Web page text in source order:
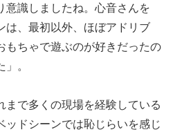
意識しましたね。心音さんを
は、最初以外、ほぼアドリブ
もちゃで遊ぶのが好きだったの
。
まで多くの現場を経験している
ッドシーンでは恥じらいを感じ